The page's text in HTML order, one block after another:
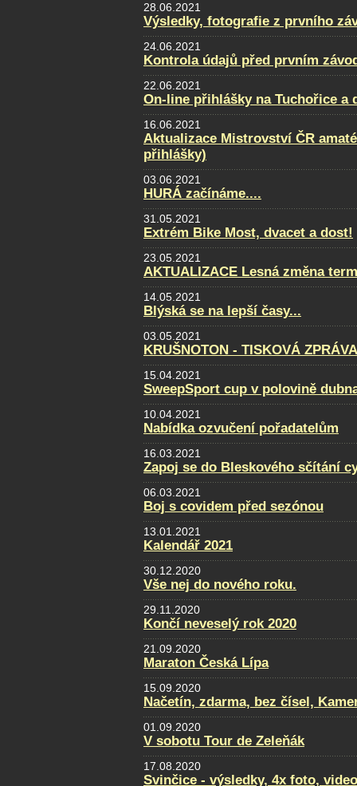
28.06.2021
Výsledky, fotografie z prvního
24.06.2021
Kontrola údajů před prvním
22.06.2021
On-line přihlášky na Tuchořice a
16.06.2021
Aktualizace Mistrovství ČR
přihlášky)
03.06.2021
HURÁ začínáme....
31.05.2021
Extrém Bike Most, dvacet a dost!
23.05.2021
AKTUALIZACE Lesná změna
14.05.2021
Blýská se na lepší časy...
03.05.2021
KRUŠNOTON - TISKOVÁ
15.04.2021
SweepSport cup v polovině
10.04.2021
Nabídka ozvučení pořadatelům
16.03.2021
Zapoj se do Bleskového sčítání
06.03.2021
Boj s covidem před sezónou
13.01.2021
Kalendář 2021
30.12.2020
Vše nej do nového roku.
29.11.2020
Končí neveselý rok 2020
21.09.2020
Maraton Česká Lípa
15.09.2020
Načetín, zdarma, bez čísel,
01.09.2020
V sobotu Tour de Zeleňák
17.08.2020
Svinčice - výsledky, 4x foto,